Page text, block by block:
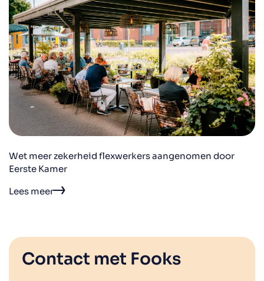
Wet meer zekerheid flexwerkers aangenomen door
Eerste Kamer
Lees meer
Contact met Fooks